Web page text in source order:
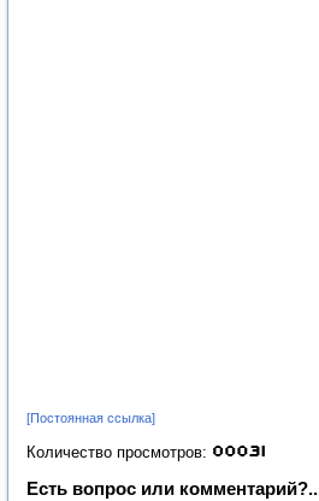
[Постоянная ссылка]
Количество просмотров:
Есть вопрос или комментарий?..